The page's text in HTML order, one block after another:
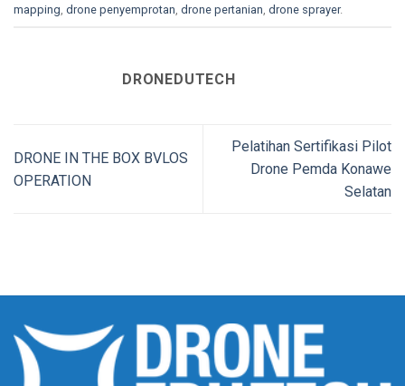
mapping, drone penyemprotan, drone pertanian, drone sprayer.
DRONEDUTECH
DRONE IN THE BOX BVLOS
OPERATION
Pelatihan Sertifikasi Pilot
Drone Pemda Konawe
Selatan